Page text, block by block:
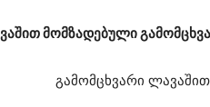
მომზადებული